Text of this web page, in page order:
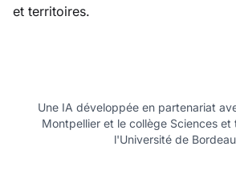
et territoires.
Une IA développée en partenariat
Montpellier et le collège Sciences et
l'Université de